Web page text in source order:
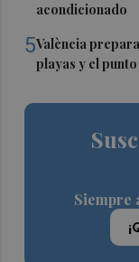
acondicionado
5València
playas y el
Siempre